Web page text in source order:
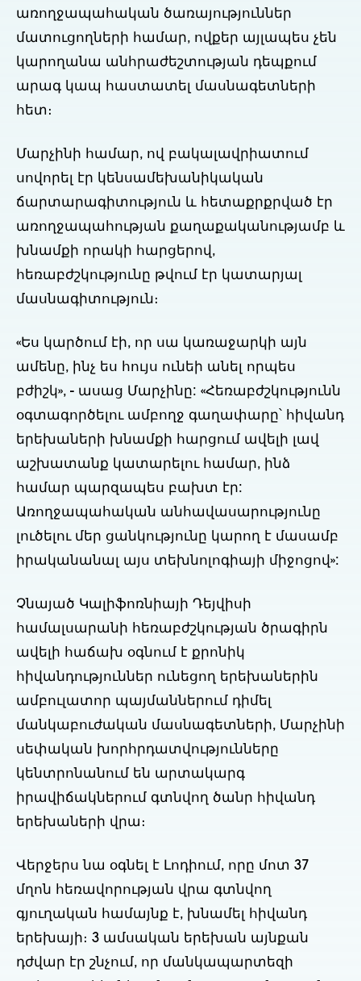
առողջապահական ծառայություններ
մատուցողների համար, ովքեր այլապես չեն
կարողանա անհրաժեշտության դեպքում
արագ կապ հաստատել մասնագետների
հետ։
Մարչինի համար, ով բակալավրիատում
սովորել էր կենսամեխանիկական
ճարտարագիտություն և հետաքրքրված էր
առողջապահության քաղաքականությամբ և
խնամքի որակի հարցերով,
հեռաբժշկությունը թվում էր կատարյալ
մասնագիտություն։
«Ես կարծում էի, որ սա կառաջարկի այն
ամենը, ինչ ես հույս ունեի անել որպես
բժիշկ», - ասաց Մարչինը: «Հեռաբժշկությունն
օգտագործելու ամբողջ գաղափարը՝ հիվանդ
երեխաների խնամքի հարցում ավելի լավ
աշխատանք կատարելու համար, ինձ
համար պարզապես բախտ էր:
Առողջապահական անհավասարությունը
լուծելու մեր ցանկությունը կարող է մասամբ
իրականանալ այս տեխնոլոգիայի միջոցով»:
Չնայած Կալիֆոռնիայի Դեյվիսի
համալսարանի հեռաբժշկության ծրագիրն
ավելի հաճախ օգնում է քրոնիկ
հիվանդություններ ունեցող երեխաներին
ամբուլատոր պայմաններում դիմել
մանկաբուժական մասնագետների, Մարչինի
սեփական խորհրդատվությունները
կենտրոնանում են արտակարգ
իրավիճակներում գտնվող ծանր հիվանդ
երեխաների վրա։
Վերջերս նա օգնել է Լոդիում, որը մոտ 37
մղոն հեռավորության վրա գտնվող
գյուղական համայնք է, խնամել հիվանդ
երեխայի։ 3 ամսական երեխան այնքան
դժվար էր շնչում, որ մանկապարտեզի